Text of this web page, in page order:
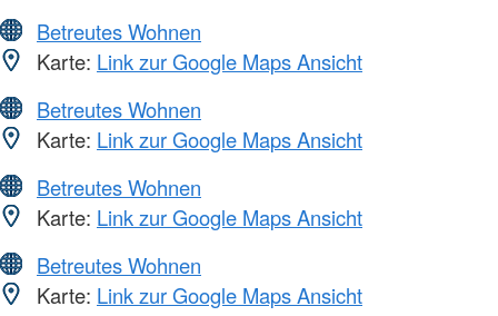
Betreutes Wohnen
Karte: Link zur Google Maps Ansicht
Betreutes Wohnen
Karte: Link zur Google Maps Ansicht
Betreutes Wohnen
Karte: Link zur Google Maps Ansicht
Betreutes Wohnen
Karte: Link zur Google Maps Ansicht